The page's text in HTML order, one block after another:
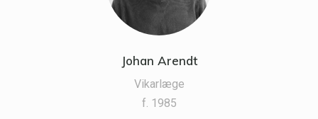
Johan Arendt
Vikarlæge
f. 1985